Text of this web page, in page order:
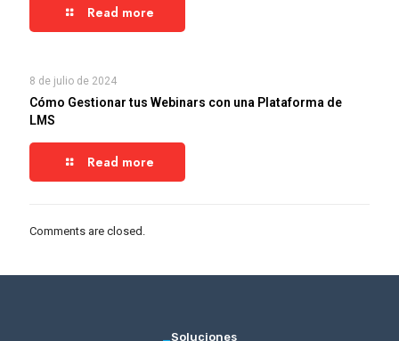
Read more
8 de julio de 2024
Cómo Gestionar tus Webinars con una Plataforma de
LMS
Read more
Comments are closed.
Soluciones